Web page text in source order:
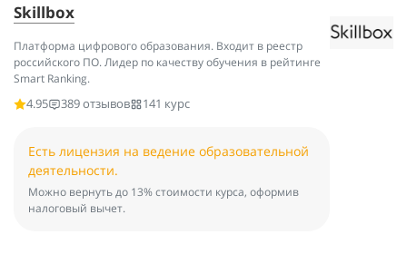
Skillbox
Платформа цифрового образования. Входит в реестр
российского ПО. Лидер по качеству обучения в рейтинге
Smart Ranking.
4.95
389 отзывов 141 курс
Есть лицензия на ведение образовательной
деятельности.
Можно вернуть до 13% стоимости курса, оформив
налоговый вычет.